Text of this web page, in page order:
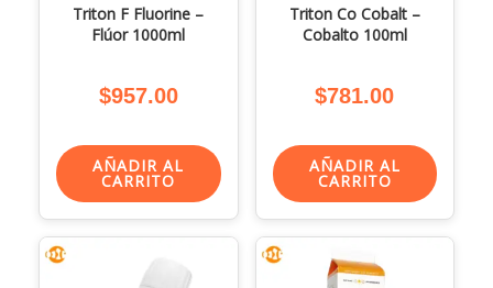
Triton F Fluorine –
Flúor 1000ml
$957.00
AÑADIR AL
CARRITO
Triton Co Cobalt –
Cobalto 100ml
$781.00
AÑADIR AL
CARRITO